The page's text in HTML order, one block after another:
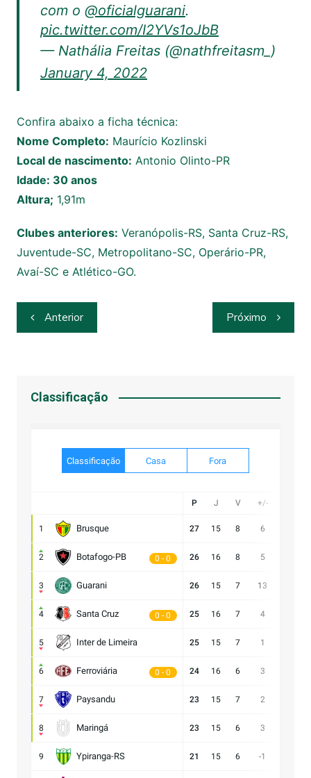
com o @oficialguarani.
pic.twitter.com/I2YVs1oJbB
— Nathália Freitas (@nathfreitasm_)
January 4, 2022
Confira abaixo a ficha técnica:
Nome Completo: Maurício Kozlinski
Local de nascimento: Antonio Olinto-PR
Idade: 30 anos
Altura; 1,91m
Clubes anteriores: Veranópolis-RS, Santa Cruz-RS,
Juventude-SC, Metropolitano-SC, Operário-PR,
Avaí-SC e Atlético-GO.
Navegação
de
Anterior Próximo
Classificação
Classificação Casa Fora
P J V +/-
1 Brusque 27 15 8 6
2 Botafogo-PB 0 - 0 26 16 8 5
3 Guarani 26 15 7 13
4 Santa Cruz 0 - 0 25 16 7 4
5 Inter de Limeira 25 15 7 1
6 Ferroviária 0 - 0 24 16 6 3
7 Paysandu 23 15 7 2
8 Maringá 23 15 6 3
9 Ypiranga-RS 21 15 6 -1